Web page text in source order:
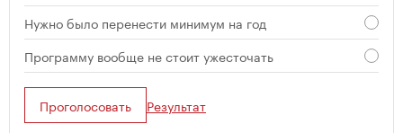
Нужно было перенести минимум на год
Программу вообще не стоит ужесточать
Проголосовать Результат